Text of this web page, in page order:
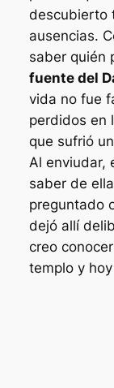
descubierto
ausencias.
saber quién
fuente del
vida no fue
perdidos en
que sufrió
Al enviudar,
saber de
preguntado
dejó allí
creo
templo y